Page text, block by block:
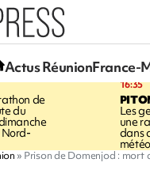
Actus RéunionFrance-
de
du
Nord-
16:35
Les
une
dans
Prison de Domenjod : mort